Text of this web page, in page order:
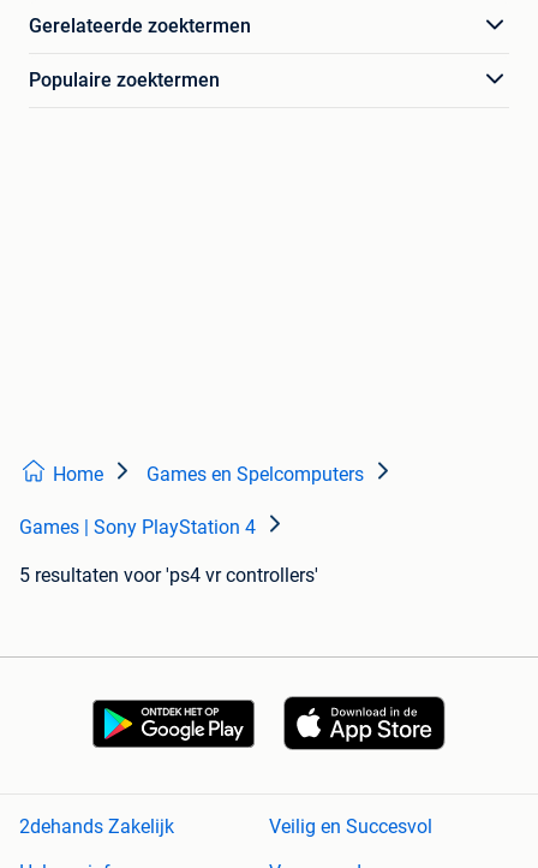
Gerelateerde zoektermen
Populaire zoektermen
Home Games en Spelcomputers
Games | Sony PlayStation 4
5 resultaten voor 'ps4 vr controllers'
2dehands Zakelijk
Veilig en Succesvol